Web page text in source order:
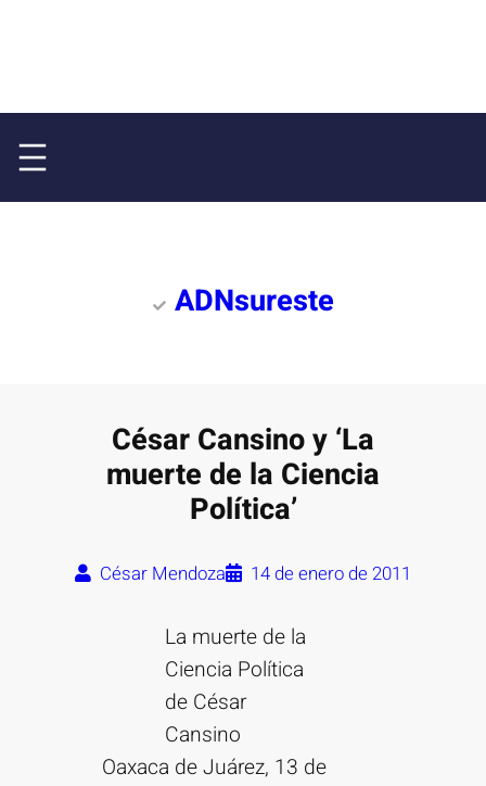
ADNsureste
César Cansino y ‘La
muerte de la Ciencia
Política’
César Mendoza 14 de enero de 2011
La muerte de la
Ciencia Política
de César
Cansino
Oaxaca de Juárez, 13 de